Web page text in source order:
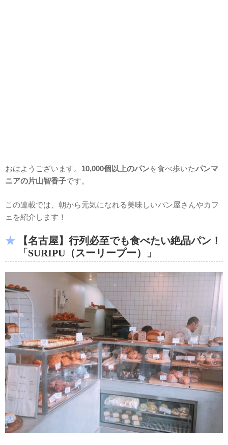
おはようございます。 10,000個以上のパンを食べ歩いたパンマ
ニアの片山智香子です。
この連載では、朝から元気になれる美味しいパン屋さんやカフ
ェを紹介します！
【名古屋】行列必至でも食べたい絶品パン！
「SURIPU（スーリープー）」